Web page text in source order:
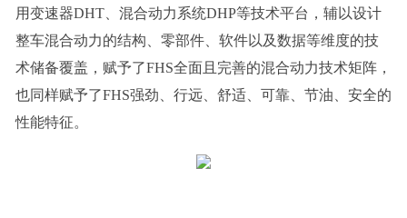
用变速器DHT、混合动力系统DHP等技术平台，辅以设计
整车混合动力的结构、零部件、软件以及数据等维度的技
术储备覆盖，赋予了FHS全面且完善的混合动力技术矩阵，
也同样赋予了FHS强劲、行远、舒适、可靠、节油、安全的
性能特征。